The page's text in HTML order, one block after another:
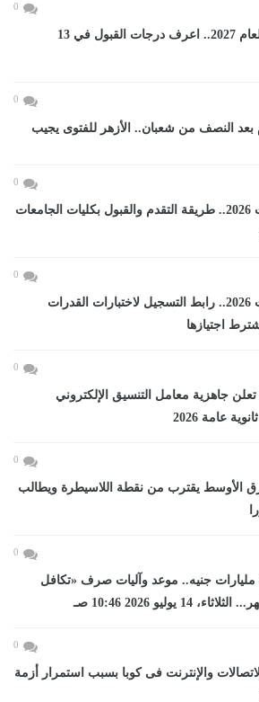
0
تنسيق الثانوى العام 2027.. اعرف درجات القبول في 13
0
بعد النصف من شعبان.. الأزهر للفتوى يجيب
0
تنسيق الجامعات 2026.. طريقة التقدم والقبول بكليات الجامعات
0
تنسيق الجامعات 2026.. رابط التسجيل لاختبارات القدرات
اجتيازها
0
جاهزية معامل التنسيق الإلكتروني
عامة 2026
0
الأوسط يقترب من نقطة اللاسيطرة ويطالب
0
بميزانية تفوق 4 مليارات جنيه.. موعد وآليات صرف «تكافل
يوليو 2026 10:46 صـ
0
والإنترنت فى كوبا بسبب استمرار أزمة